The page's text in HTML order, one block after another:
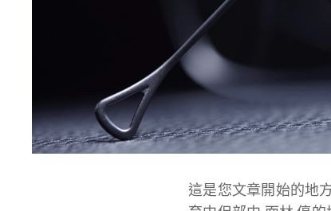
這是您文章開始的地